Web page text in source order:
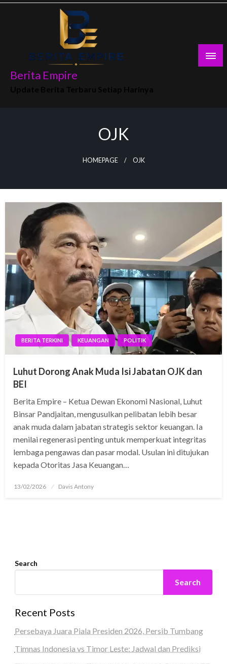
Skip
Berita Empire
OJK
HOMEPAGE OJK
BERITA TERKINI KEUANGAN POLITIK
Luhut Dorong Anak Muda Isi Jabatan OJK dan
BEI
Berita Empire – Ketua Dewan Ekonomi Nasional, Luhut
Binsar Pandjaitan, mengusulkan pelibatan lebih besar
anak muda dalam jabatan strategis sektor keuangan. Ia
menilai regenerasi penting untuk memperkuat integritas
lembaga pengawas dan pasar modal. Usulan ini ditujukan
kepada Otoritas Jasa Keuangan…
Posted
13/02/2026 Davis Antony
Search
Search
Recent Posts
Persebaya Juara Piala Presiden 2026, Persib Tumbang
Timnas Indonesia vs Timor Leste: Jadwal dan Prediksi